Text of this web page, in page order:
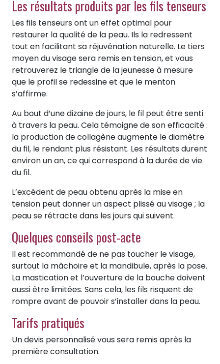
Les résultats produits par les fils tenseurs
Les fils tenseurs ont un effet optimal pour
restaurer la qualité de la peau. Ils la redressent
tout en facilitant sa réjuvénation naturelle. Le tiers
moyen du visage sera remis en tension, et vous
retrouverez le triangle de la jeunesse à mesure
que le profil se redessine et que le menton
s’affirme.
Au bout d’une dizaine de jours, le fil peut être senti
à travers la peau. Cela témoigne de son efficacité :
la production de collagène augmente le diamètre
du fil, le rendant plus résistant. Les résultats durent
environ un an, ce qui correspond à la durée de vie
du fil.
L’excédent de peau obtenu après la mise en
tension peut donner un aspect plissé au visage ; la
peau se rétracte dans les jours qui suivent.
Quelques conseils post-acte
Il est recommandé de ne pas toucher le visage,
surtout la mâchoire et la mandibule, après la pose.
La mastication et l’ouverture de la bouche doivent
aussi être limitées. Sans cela, les fils risquent de
rompre avant de pouvoir s’installer dans la peau.
Tarifs pratiqués
Un devis personnalisé vous sera remis après la
première consultation.